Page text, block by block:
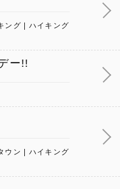
ング
ハイキング
ー!!
ウン
ハイキング